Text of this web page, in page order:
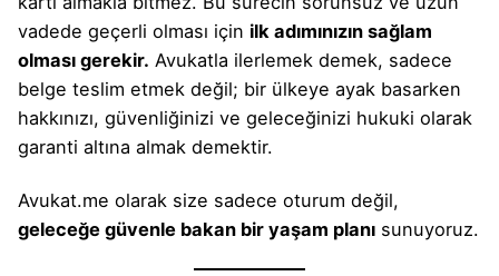
vadede geçerli olması için ilk adımınızın sağlam
olması gerekir. Avukatla ilerlemek demek, sadece
belge teslim etmek değil; bir ülkeye ayak basarken
hakkınızı, güvenliğinizi ve geleceğinizi hukuki olarak
garanti altına almak demektir.
Avukat.me olarak size sadece oturum değil,
geleceğe güvenle bakan bir yaşam planı sunuyoruz.